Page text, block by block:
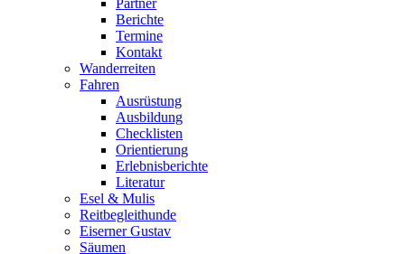
Partner
Berichte
Termine
Kontakt
Wanderreiten
Fahren
Ausrüstung
Ausbildung
Checklisten
Orientierung
Erlebnisberichte
Literatur
Esel & Mulis
Reitbegleithunde
Eiserner Gustav
Säumen